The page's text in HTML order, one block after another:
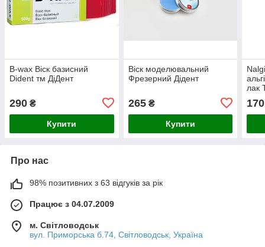
B-wax Віск базисний
Dident тм ДіДент
290 ₴
Купити
Віск моделювальний
Фрезерний Дідент
265₴
Купити
лак
170
Про нас
98% позитивних з 63 відгуків за рік
Працює з 04.07.2009
м. Світловодськ
вул. Приморська б.74, Світловодськ, Україна